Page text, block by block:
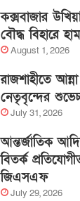
কক্সবাজার
বৌদ্ধ বিহারে
August 1, 2026
রাজশাহীতে
নেতৃবৃন্দের
July 31, 2026
আন্তর্জাতিক
বিতর্ক
জিএসএফ
July 29, 2026